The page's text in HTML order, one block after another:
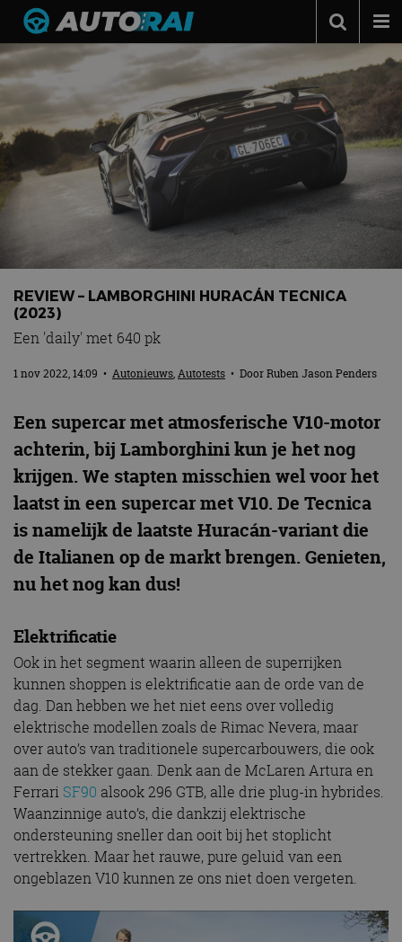
Autonieuws
Podcast
Autotests
Automerken
MotorRAI.nl
REVIEW – LAMBORGHINI HURACÁN TECNICA
(2023)
Een 'daily' met 640 pk
1 nov 2022, 14:09 • Autonieuws,Autotests • DoorRuben Jason Penders
Een supercar met atmosferische V10-motor
achterin, bij Lamborghini kun je het nog
krijgen. We stapten misschien wel voor het
laatst in een supercar met V10. De Tecnica
is namelijk de laatste Huracán-variant die
de Italianen op de markt brengen. Genieten,
nu het nog kan dus!
Elektrificatie
Ook in het segment waarin alleen de superrijken
kunnen shoppen is elektrificatie aan de orde van de
dag. Dan hebben we het niet eens over volledig
elektrische modellen zoals de Rimac Nevera, maar
over auto’s van traditionele supercarbouwers, die ook
aan de stekker gaan. Denk aan de McLaren Artura en
Ferrari SF90 alsook 296 GTB, alle drie plug-in hybrides.
Waanzinnige auto’s, die dankzij elektrische
ondersteuning sneller dan ooit bij het stoplicht
vertrekken. Maar het rauwe, pure geluid van een
ongeblazen V10 kunnen ze ons niet doen vergeten.